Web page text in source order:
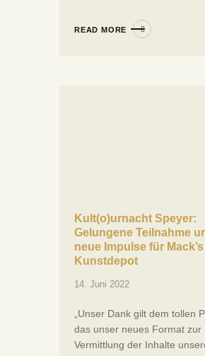
READ MORE
Kult(o)urnacht Speyer:
Gelungene Teilnahme
neue Impulse für Mack’s
Kunstdepot
14. Juni 2022
„Unser Dank gilt dem tollen
das unser neues Format zur
Vermittlung der Inhalte